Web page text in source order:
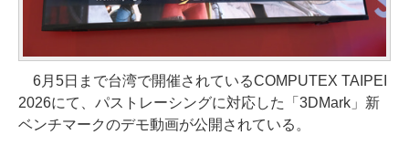
6月5日まで台湾で開催されているCOMPUTEX TAIPEI
2026にて、パストレーシングに対応した「3DMark」新
ベンチマークのデモ動画が公開されている。